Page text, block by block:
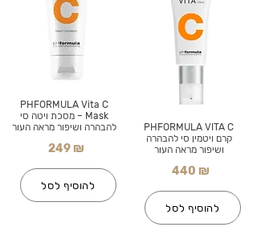
PHFORMULA Vita C
Mask – מסכת ויטה סי
להבהרה ושיפור מראה העור
249 ₪
להוסיף לסל
PHFORMULA VITA C
קרם ויטמין סי להבהרה
ושיפור מראה העור
440 ₪
להוסיף לסל